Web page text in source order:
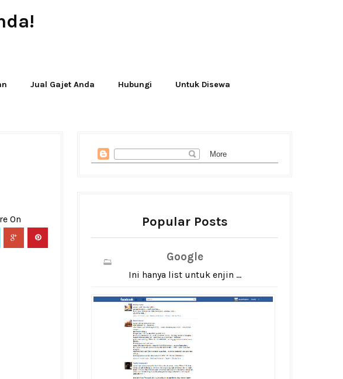
Jual Gajet Anda Hubungi Untuk Disewa
Popular Posts
Google
Ini hanya list untuk enjin ...